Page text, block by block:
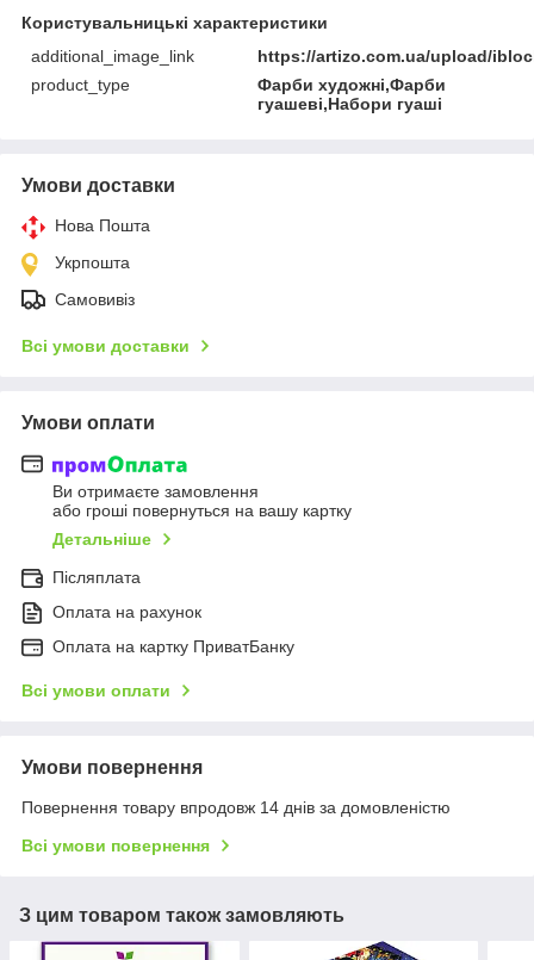
Користувальницькі характеристики
additional_image_link
https://artizo.com.ua/upload/
product_type
Фарби художні,Фарби
гуашеві,Набори гуаші
Умови доставки
Нова Пошта
Укрпошта
Самовивіз
Всі умови доставки
Умови оплати
Ви отримаєте замовлення
або гроші повернуться на вашу картку
Детальніше
Післяплата
Оплата на рахунок
Оплата на картку ПриватБанку
Всі умови оплати
Умови повернення
Повернення товару впродовж 14 днів за домовленістю
Всі умови повернення
З цим товаром також замовляють